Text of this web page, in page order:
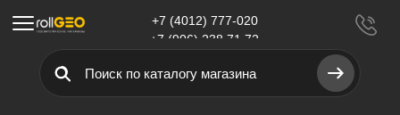
Меню
+7 (4012) 777-020
+7 (906) 238 71 72